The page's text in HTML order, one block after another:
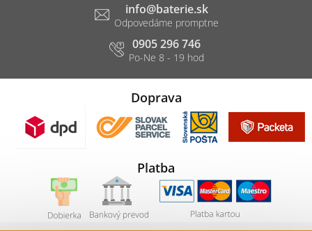
info@baterie.sk
0905 296 746
Doprava
Platba